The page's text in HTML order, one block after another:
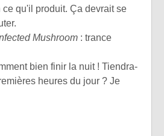
qu'il produit. Ça devrait se
Mushroom : trance
bien finir la nuit ! Tiendra-
heures du jour ? Je